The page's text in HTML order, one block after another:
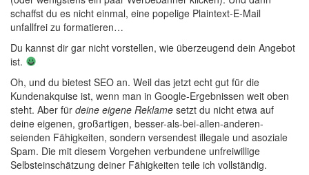
schaffst du es nicht einmal, eine popelige Plaintext-E-Mail
unfallfrei zu formatieren…
Du kannst dir gar nicht vorstellen, wie überzeugend dein Angebot
ist.
Oh, und du bietest SEO an. Weil das jetzt echt gut für die
Kundenakquise ist, wenn man in Google-Ergebnissen weit oben
steht. Aber für deine eigene Reklame setzt du nicht etwa auf
deine eigenen, großartigen, besser-als-bei-allen-anderen-
seienden Fähigkeiten, sondern versendest illegale und asoziale
Spam. Die mit diesem Vorgehen verbundene unfreiwillige
Selbsteinschätzung deiner Fähigkeiten teile ich vollständig.